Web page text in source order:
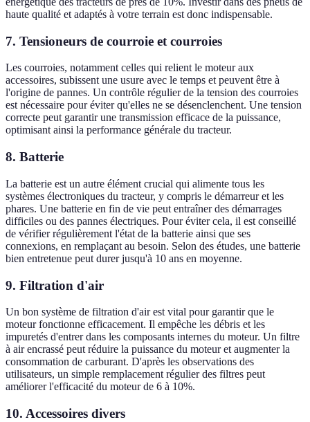
haute qualité et adaptés à votre terrain est donc indispensable.
7. Tensioneurs de courroie et courroies
Les courroies, notamment celles qui relient le moteur aux
accessoires, subissent une usure avec le temps et peuvent être à
l'origine de pannes. Un contrôle régulier de la tension des courroies
est nécessaire pour éviter qu'elles ne se désenclenchent. Une tension
correcte peut garantir une transmission efficace de la puissance,
optimisant ainsi la performance générale du tracteur.
8. Batterie
La batterie est un autre élément crucial qui alimente tous les
systèmes électroniques du tracteur, y compris le démarreur et les
phares. Une batterie en fin de vie peut entraîner des démarrages
difficiles ou des pannes électriques. Pour éviter cela, il est conseillé
de vérifier régulièrement l'état de la batterie ainsi que ses
connexions, en remplaçant au besoin. Selon des études, une batterie
bien entretenue peut durer jusqu'à 10 ans en moyenne.
9. Filtration d'air
Un bon système de filtration d'air est vital pour garantir que le
moteur fonctionne efficacement. Il empêche les débris et les
impuretés d'entrer dans les composants internes du moteur. Un filtre
à air encrassé peut réduire la puissance du moteur et augmenter la
consommation de carburant. D'après les observations des
utilisateurs, un simple remplacement régulier des filtres peut
améliorer l'efficacité du moteur de 6 à 10%.
10. Accessoires divers